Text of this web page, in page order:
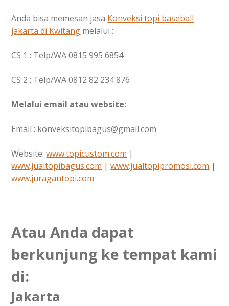
Anda bisa memesan jasa Konveksi topi baseball
jakarta di Kwitang melalui :
CS 1 : Telp/WA 0815 995 6854
CS 2 : Telp/WA 0812 82 234 876
Melalui email atau website:
Email : konveksitopibagus@gmail.com
Website:www.topicustom.com |
www.jualtopibagus.com |www.jualtopipromosi.com |
www.juragantopi.com
Atau Anda dapat
berkunjung ke tempat kami
di:
Jakarta